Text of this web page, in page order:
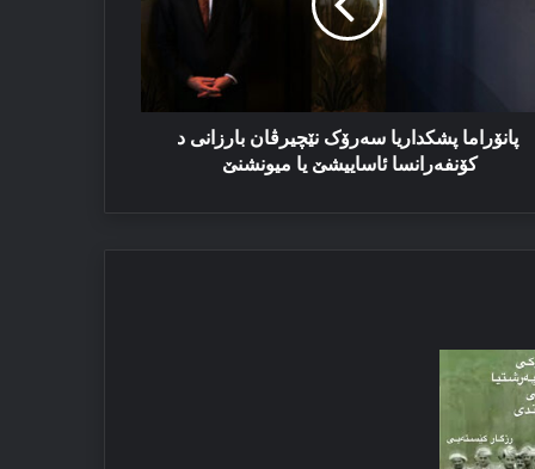
پانۆراما پشکداریا سه‌رۆک نێچیرڤان بارزانی د
کۆنفه‌رانسا ئاساییشێ یا میونشنێ